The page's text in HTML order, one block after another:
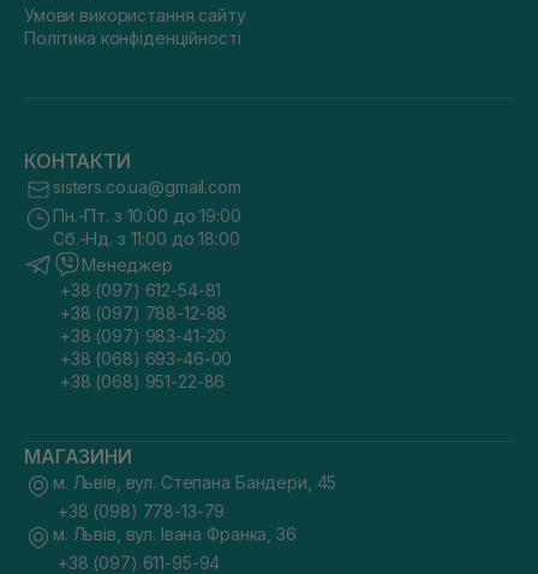
Умови використання сайту
Політика конфіденційності
КОНТАКТИ
sisters.co.ua@gmail.com
Пн.-Пт. з 10:00 до 19:00
Сб.-Нд. з 11:00 до 18:00
Менеджер
+38 (097) 612-54-81
+38 (097) 788-12-88
+38 (097) 983-41-20
+38 (068) 693-46-00
+38 (068) 951-22-86
МАГАЗИНИ
м. Львів, вул. Степана Бандери, 45
+38 (098) 778-13-79
м. Львів, вул. Івана Франка, 36
+38 (097) 611-95-94